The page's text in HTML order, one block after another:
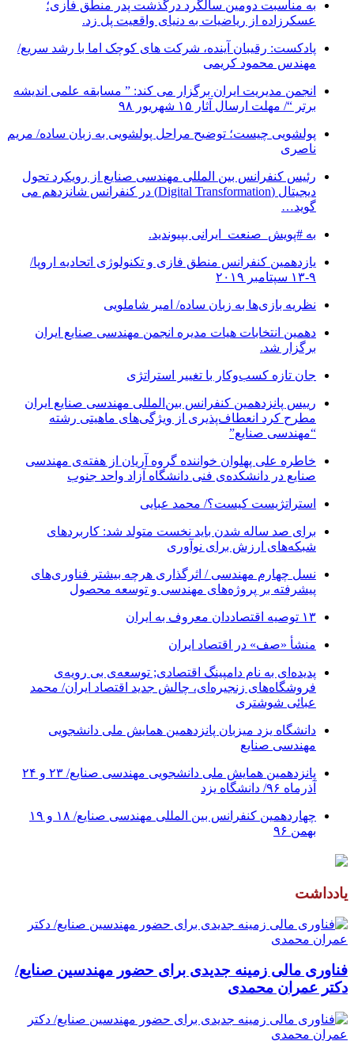
به مناسبت دومین سالگرد درگذشت پدر منطق فازی؛
عسکرزاده از ریاضیات به دنیای واقعیت پل زد.
پادکست: رقیبان آینده، شرکت های کوچک اما با رشد سریع/
مهندس محمود کریمی
انجمن مدیریت ایران برگزار می کند: ” مسابقه علمی اندیشه
برتر “/ مهلت ارسال آثار ۱۵ شهریور ۹۸
پولشویی چیست؛ توضیح مراحل پولشویی به زبان ساده/ مریم
ناصری
رئیس کنفرانس بین المللی مهندسی صنایع از رویکرد تحول
دیجیتال (Digital Transformation) در کنفرانس شانزدهم می
گوید…
به #پویش_صنعت_ایرانی بپیوندید.
یازدهمین کنفرانس منطق فازی و تکنولوژی اتحادیه اروپا/
۹-۱۳ سپتامبر ۲۰۱۹
نظریه بازی‌ها به زبان ساده/ امیر شاملویی
دهمین انتخابات هیات مدیره انجمن مهندسی صنایع ایران
برگزار شد.
جان تازه کسب‌وکار با تغییر استراتژی
رییس پانزدهمین کنفرانس بین‌المللی مهندسی صنایع ایران
مطرح کرد انعطاف‌پذیری از ویژگی‌های ماهیتی رشته
“مهندسی صنایع”
خاطره علی پهلوان خواننده گروه آریان از هفته‌ی مهندسی
صنایع در دانشکده‌ی فنی دانشگاه آزاد واحد جنوب
استراتژیست کیست؟‬/ محمد عبایی
برای صد ساله شدن باید نخست متولد شد: کاربردهای
شبکه‌های ارزش برای نوآوری
نسل چهارم مهندسی / اثرگذاری هرچه بیشتر فناوری‌های
پیشرفته بر پروژه‌های مهندسی و توسعه محصول
۱۳ توصیه اقتصاددان معروف به ایران
منشأ «صف» در اقتصاد ایران
پدیده‌ای به نام دامپینگ اقتصادی; توسعه‌ی بی رویه‌ی
فروشگاه‌های زنجیره‌ای، چالش جدید اقتصاد ایران/ محمد
عبائی شوشتری
دانشگاه یزد میزبان پانزدهمین همایش ملی دانشجویی
مهندسی صنایع
پانزدهمین همایش ملی دانشجویی مهندسی صنایع/ ۲۳ و ۲۴
آذرماه ۹۶/ دانشگاه یزد
چهاردهمین کنفرانس بین المللی مهندسی صنایع/ ۱۸ و ۱۹
بهمن ۹۶
یادداشت
فناوری مالی زمینه جدیدی برای حضور مهندسین صنایع/
دکتر عمران محمدی